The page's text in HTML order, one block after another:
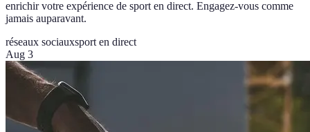
enrichir votre expérience de sport en direct. Engagez-vous comme
jamais auparavant.
réseaux sociauxsport en direct
Aug 3